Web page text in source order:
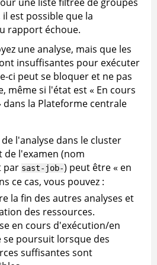
est possible que la
rapport échoue.
une analyse, mais que les
insuffisantes pour exécuter
ci peut se bloquer et ne pas
même si l'état est « En cours
dans la Plateforme centrale
l'analyse dans le cluster
de l'examen (nom
par sast-job-) peut être « en
ce cas, vous pouvez :
la fin des autres analyses et
des ressources.
en cours d'exécution/en
poursuit lorsque des
suffisantes sont